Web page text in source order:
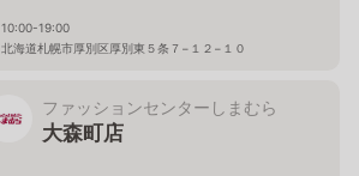
10:00-19:00
北海道札幌市厚別区厚別東５条７−１２−１０
ファッションセンターしまむら
大森町店